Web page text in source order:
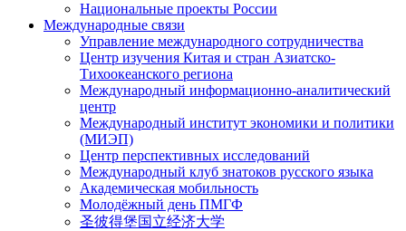
Национальные проекты России
Международные связи
Управление международного сотрудничества
Центр изучения Китая и стран Азиатско-
Тихоокеанского региона
Международный информационно-аналитический
центр
Международный институт экономики и политики
(МИЭП)
Центр перспективных исследований
Международный клуб знатоков русского языка
Академическая мобильность
Молодёжный день ПМГФ
圣彼得堡国立经济大学